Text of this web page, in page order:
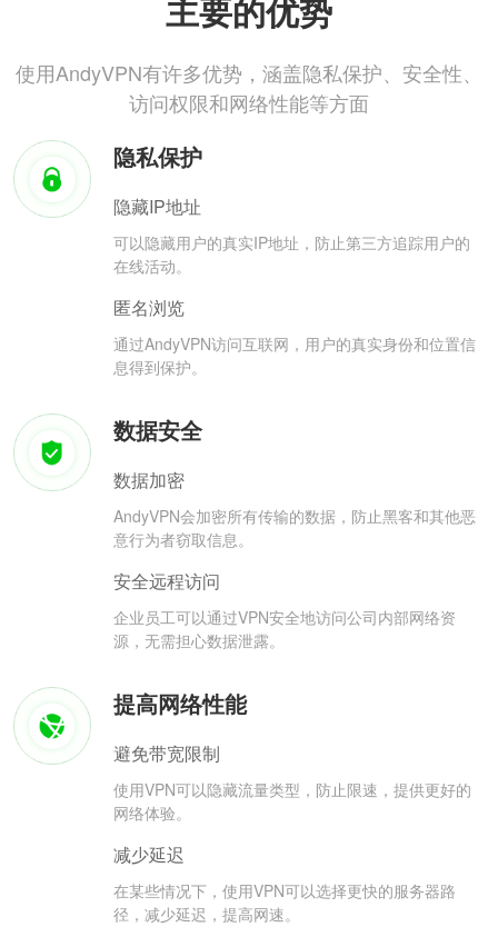
主要的优势
使用AndyVPN有许多优势，涵盖隐私保护、安全性、
访问权限和网络性能等方面
隐私保护
隐藏IP地址
可以隐藏用户的真实IP地址，防止第三方追踪用户的
在线活动。
匿名浏览
通过AndyVPN访问互联网，用户的真实身份和位置信
息得到保护。
数据安全
数据加密
AndyVPN会加密所有传输的数据，防止黑客和其他恶
意行为者窃取信息。
安全远程访问
企业员工可以通过VPN安全地访问公司内部网络资
源，无需担心数据泄露。
提高网络性能
避免带宽限制
使用VPN可以隐藏流量类型，防止限速，提供更好的
网络体验。
减少延迟
在某些情况下，使用VPN可以选择更快的服务器路
径，减少延迟，提高网速。